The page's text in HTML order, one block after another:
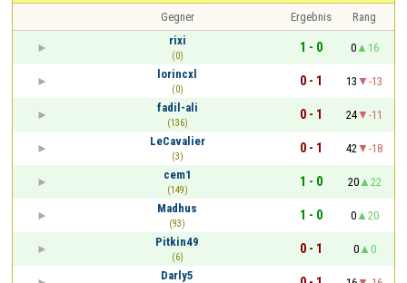
Gegner Ergebnis
Rang
rixi
(0)
1 - 0 0
16
lorincxl
(0)
0 - 1 13
-13
fadil-ali
(136)
0 - 1 24
-11
LeCavalier
(3)
0 - 1 42
-18
cem1
(149)
1 - 0 20
22
Madhus
(93)
1 - 0 0
20
Pitkin49
(6)
0 - 1 0
0
Darly5